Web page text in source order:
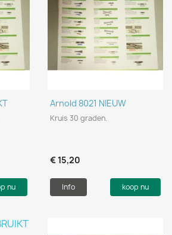
nu
Arnold 8021 NIEUW
Kruis 30 graden.
€ 15,20
Info koop nu